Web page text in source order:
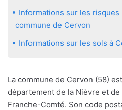
Informations sur les
commune de Cervon
Informations sur les sols à
La commune de Cervon (58)
département de la Nièvre et
Franche-Comté. Son code